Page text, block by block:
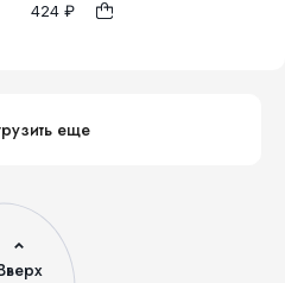
424 ₽
74 80
еще